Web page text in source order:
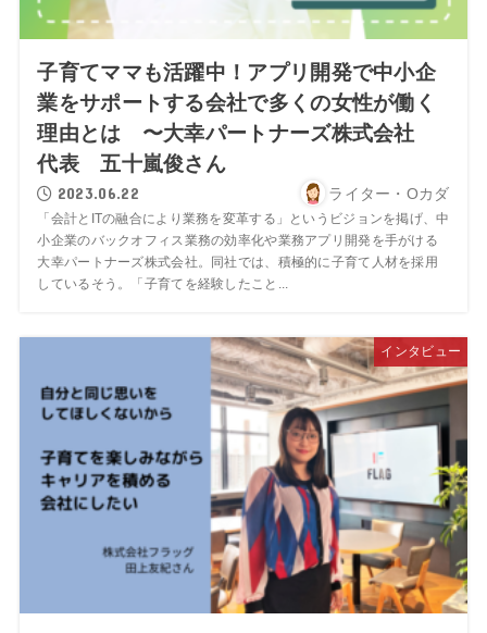
子育てママも活躍中！アプリ開発で中小企
業をサポートする会社で多くの女性が働く
理由とは 〜大幸パートナーズ株式会社
代表 五十嵐俊さん
2023.06.22 ライター・Oカダ
「会計とITの融合により業務を変革する」というビジョンを掲げ、中
小企業のバックオフィス業務の効率化や業務アプリ開発を手がける
大幸パートナーズ株式会社。同社では、積極的に子育て人材を採用
しているそう。「子育てを経験したこと...
インタビュー